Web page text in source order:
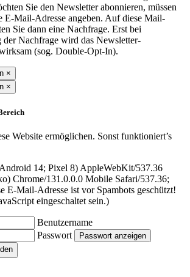
Sie den Newsletter abonnieren, müssen
E-Mail-Adresse angeben. Auf diese Mail-
Sie dann eine Nachfrage. Erst bei
der Nachfrage wird das Newsletter-
(sog. Double-Opt-In).
×
×
Website ermöglichen. Sonst funktioniert’s
14; Pixel 8) AppleWebKit/537.36
Chrome/131.0.0.0 Mobile Safari/537.36;
E-Mail-Adresse ist vor Spambots geschützt!
eingeschaltet sein.)
Benutzername
Passwort
Passwort anzeigen